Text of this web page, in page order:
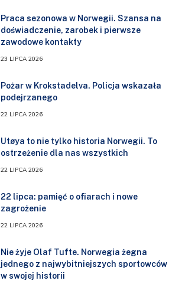
Praca sezonowa w Norwegii. Szansa na
doświadczenie, zarobek i pierwsze
zawodowe kontakty
23 LIPCA 2026
Pożar w Krokstadelva. Policja wskazała
podejrzanego
22 LIPCA 2026
Utøya to nie tylko historia Norwegii. To
ostrzeżenie dla nas wszystkich
22 LIPCA 2026
22 lipca: pamięć o ofiarach i nowe
zagrożenie
22 LIPCA 2026
Nie żyje Olaf Tufte. Norwegia żegna
jednego z najwybitniejszych sportowców
w swojej historii